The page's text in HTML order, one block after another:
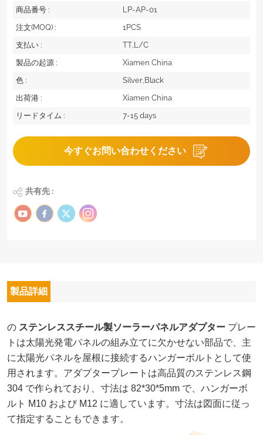
商品番号 :
LP-AP-01
注文(MOQ) :
1PCS
支払い :
TT,L/C
製品の起源 :
Xiamen China
色 :
Silver,Black
出荷港 :
Xiamen China
リードタイム :
7-15 days
今すぐお問い合わせください
共有先 :
製品詳細
の ステンレススチール製ソーラーパネルアダプター プレー
トは太陽光発電パネルの組み立てに欠かせない部品で、主
に太陽光パネルを屋根に接続するハンガーボルトとして使
用されます。アダプタープレートは高品質のステンレス鋼
304 で作られており、寸法は 82*30*5mm で、ハンガーボ
ルト M10 および M12 に適しています。寸法は図面に従っ
て指定することもできます。